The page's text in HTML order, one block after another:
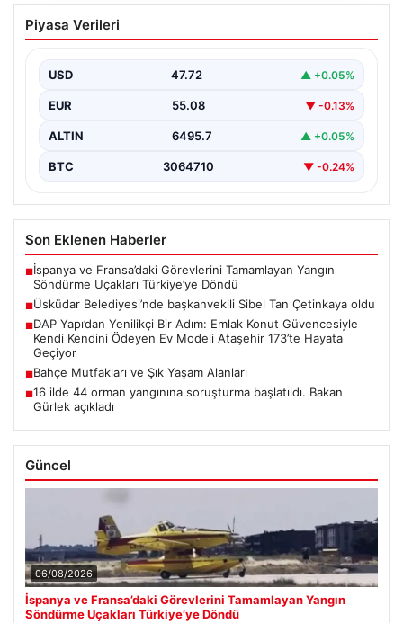
Üsküdar Belediyesi’nde başkanvekili
Sibel Tan Çetinkaya oldu
Piyasa Verileri
USD 47.72 ▲ +0.05%
EUR 55.08 ▼ -0.13%
ALTIN 6495.7 ▲ +0.05%
BTC 3064710 ▼ -0.24%
Son Eklenen Haberler
■İspanya ve Fransa’daki Görevlerini Tamamlayan Yangın
Söndürme Uçakları Türkiye’ye Döndü
■Üsküdar Belediyesi’nde başkanvekili Sibel Tan Çetinkaya oldu
■DAP Yapı’dan Yenilikçi Bir Adım: Emlak Konut Güvencesiyle
Kendi Kendini Ödeyen Ev Modeli Ataşehir 173’te Hayata
Geçiyor
■Bahçe Mutfakları ve Şık Yaşam Alanları
■16 ilde 44 orman yangınına soruşturma başlatıldı. Bakan
Gürlek açıkladı
Güncel
06/08/2026
İspanya ve Fransa’daki Görevlerini Tamamlayan Yangın
Söndürme Uçakları Türkiye’ye Döndü